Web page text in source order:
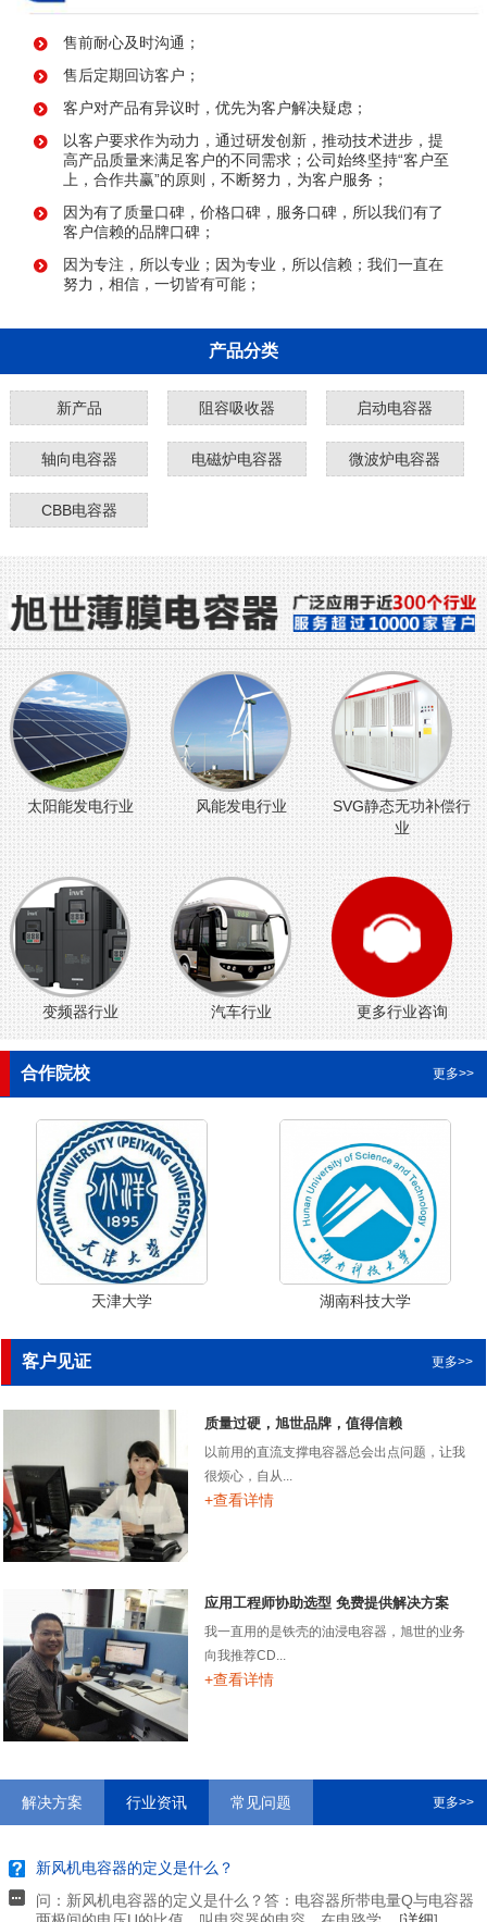
售前耐心及时沟通；
售后定期回访客户；
客户对产品有异议时，优先为客户解决疑虑；
以客户要求作为动力，通过研发创新，推动技术进步，提
高产品质量来满足客户的不同需求；公司始终坚持“客户至
上，合作共赢”的原则，不断努力，为客户服务；
因为有了质量口碑，价格口碑，服务口碑，所以我们有了
客户信赖的品牌口碑；
因为专注，所以专业；因为专业，所以信赖；我们一直在
努力，相信，一切皆有可能；
产品分类
新产品 阻容吸收器 启动电容器
轴向电容器 电磁炉电容器 微波炉电容器
CBB电容器
太阳能发电行业 风能发电行业
SVG静态无功补偿行
业
变频器行业 汽车行业 更多行业咨询
合作院校 更多>>
天津大学 湖南科技大学
客户见证 更多>>
质量过硬，旭世品牌，值得信赖
以前用的直流支撑电容器总会出点问题，让我
很烦心，自从...
+查看详情
应用工程师协助选型 免费提供解决方案
我一直用的是铁壳的油浸电容器，旭世的业务
向我推荐CD...
+查看详情
解决方案 行业资讯 常见问题 更多>>
新风机电容器的定义是什么？
问：新风机电容器的定义是什么？答：电容器所带电量Q与电容器